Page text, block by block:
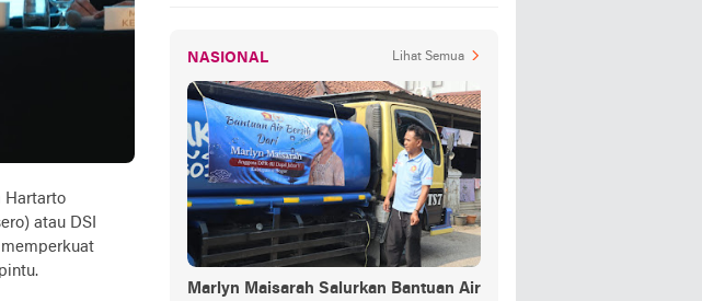
Hartarto
atau DSI
NASIONAL Lihat Semua
Marlyn Maisarah Salurkan Bantuan Air